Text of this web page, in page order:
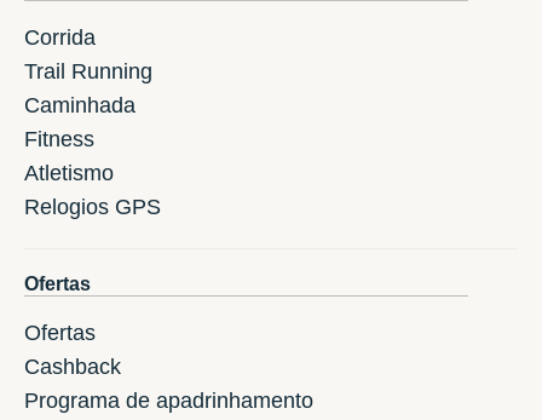
Corrida
Trail Running
Caminhada
Fitness
Atletismo
Relogios GPS
Ofertas
Ofertas
Cashback
Programa de apadrinhamento